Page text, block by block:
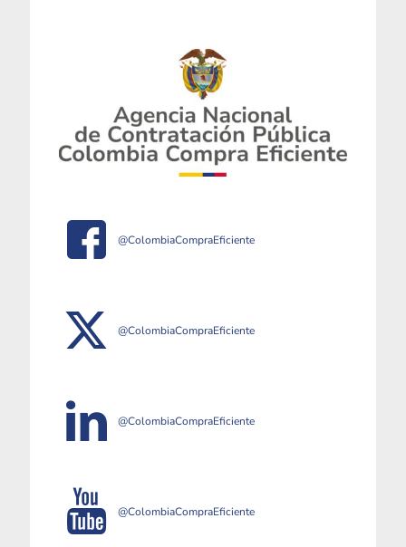
@ColombiaCompraEficiente
@ColombiaCompraEficiente
@ColombiaCompraEficiente
@ColombiaCompraEficiente